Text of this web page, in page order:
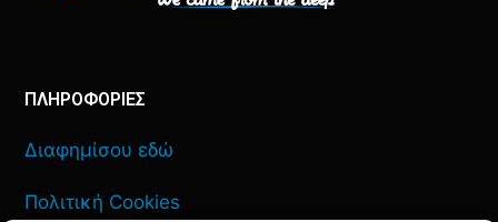
ΠΛΗΡΟΦΟΡΙΕΣ
Διαφημίσου εδώ
Πολιτική Cookies